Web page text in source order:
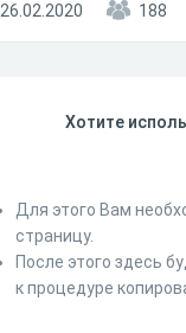
26.02.2020 188
Хотите
Для этого Вам
страницу.
После этого здесь
к процедуре